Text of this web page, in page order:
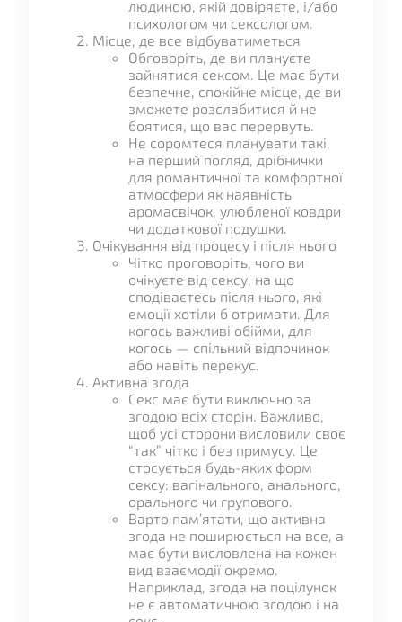
людиною, якій довіряєте, і/або
психологом чи сексологом.
Місце, де все відбуватиметься
Обговоріть, де ви плануєте
зайнятися сексом. Це має бути
безпечне, спокійне місце, де ви
зможете розслабитися й не
боятися, що вас перервуть.
Не соромтеся планувати такі,
на перший погляд, дрібнички
для романтичної та комфортної
атмосфери як наявність
аромасвічок, улюбленої ковдри
чи додаткової подушки.
Очікування від процесу і після нього
Чітко проговоріть, чого ви
очікуєте від сексу, на що
сподіваєтесь після нього, які
емоції хотіли б отримати. Для
когось важливі обійми, для
когось — спільний відпочинок
або навіть перекус.
Активна згода
Секс має бути виключно за
згодою всіх сторін. Важливо,
щоб усі сторони висловили своє
“так” чітко і без примусу. Це
стосується будь-яких форм
сексу: вагінального, анального,
орального чи групового.
Варто пам’ятати, що активна
згода не поширюється на все, а
має бути висловлена на кожен
вид взаємодії окремо.
Наприклад, згода на поцілунок
не є автоматичною згодою і на